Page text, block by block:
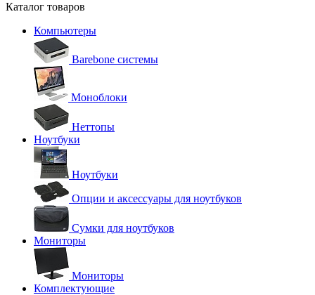
Каталог товаров
Компьютеры
Barebone системы
Моноблоки
Неттопы
Ноутбуки
Ноутбуки
Опции и аксессуары для ноутбуков
Сумки для ноутбуков
Мониторы
Мониторы
Комплектующие